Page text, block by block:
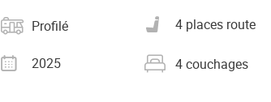
Catégorie
Profilé
Nombre de places carte
grise
4 places route
Année2025 Nombre de couchages
4 couchages